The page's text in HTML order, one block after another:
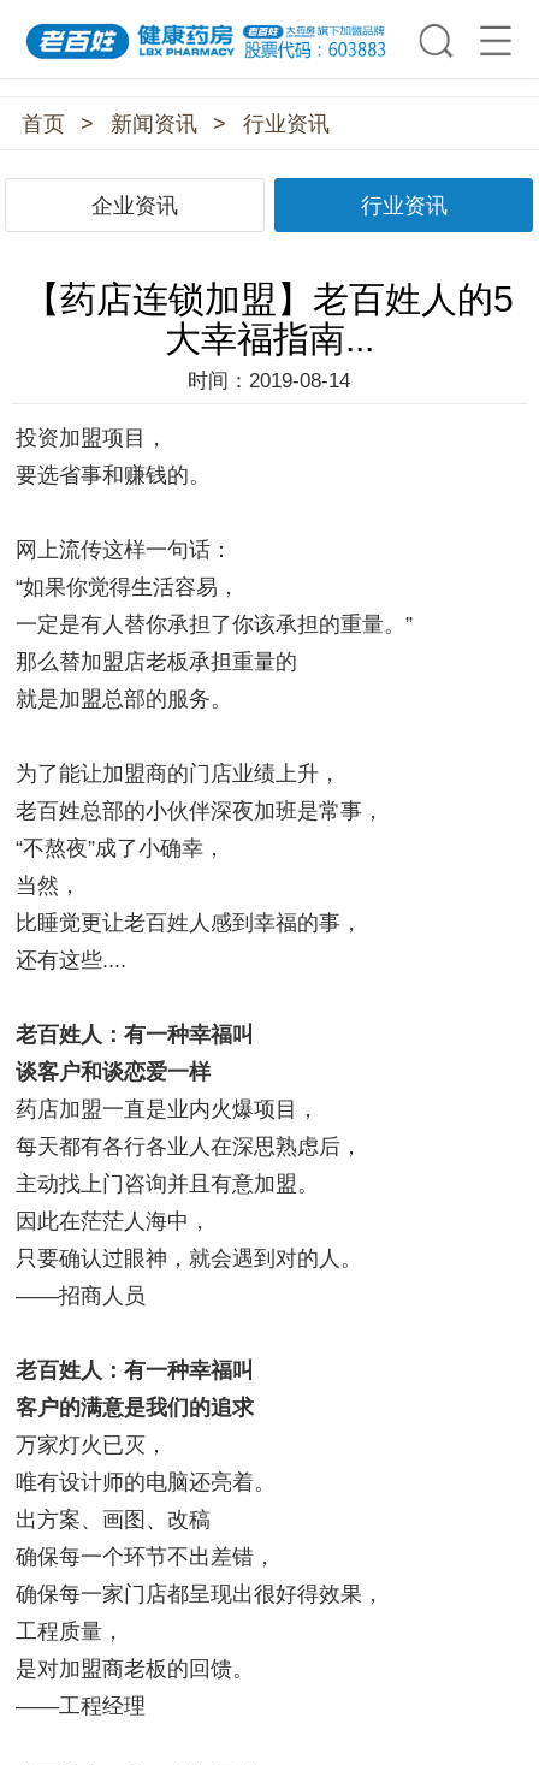
首页 > 新闻资讯 > 行业资讯
企业资讯 行业资讯
【药店连锁加盟】老百姓人的5
大幸福指南...
时间：2019-08-14
投资加盟项目，
要选省事和赚钱的。
网上流传这样一句话：
“如果你觉得生活容易，
一定是有人替你承担了你该承担的重量。”
那么替加盟店老板承担重量的
就是加盟总部的服务。
为了能让加盟商的门店业绩上升，
老百姓总部的小伙伴深夜加班是常事，
“不熬夜”成了小确幸，
当然，
比睡觉更让老百姓人感到幸福的事，
还有这些....
老百姓人：有一种幸福叫
谈客户和谈恋爱一样
药店加盟一直是业内火爆项目，
每天都有各行各业人在深思熟虑后，
主动找上门咨询并且有意加盟。
因此在茫茫人海中，
只要确认过眼神，就会遇到对的人。
——招商人员
老百姓人：有一种幸福叫
客户的满意是我们的追求
万家灯火已灭，
唯有设计师的电脑还亮着。
出方案、画图、改稿
确保每一个环节不出差错，
确保每一家门店都呈现出很好得效果，
工程质量，
是对加盟商老板的回馈。
——工程经理